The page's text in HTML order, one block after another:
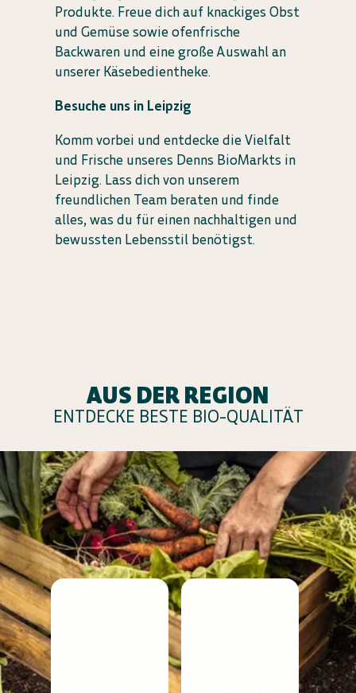
Produkte. Freue dich auf knackiges Obst
und Gemüse sowie ofenfrische
Backwaren und eine große Auswahl an
unserer Käsebedientheke.
Besuche uns in Leipzig
Komm vorbei und entdecke die Vielfalt
und Frische unseres Denns BioMarkts in
Leipzig. Lass dich von unserem
freundlichen Team beraten und finde
alles, was du für einen nachhaltigen und
bewussten Lebensstil benötigst.
AUS DER REGION
ENTDECKE BESTE BIO-QUALITÄT